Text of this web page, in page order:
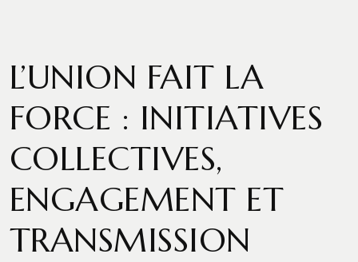
L’UNION FAIT LA
FORCE : INITIATIVES
COLLECTIVES,
ENGAGEMENT ET
TRANSMISSION